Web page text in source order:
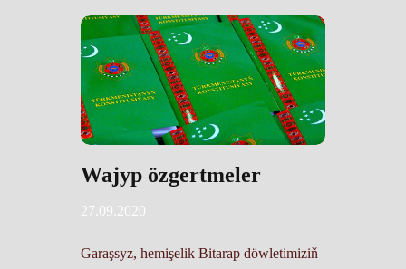
Wajyp özgertmeler
27.09.2020
Garaşsyz, hemişelik Bitarap döwletimiziň